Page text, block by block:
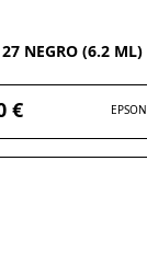
NEGRO (6.2 ML)
€ EPSON